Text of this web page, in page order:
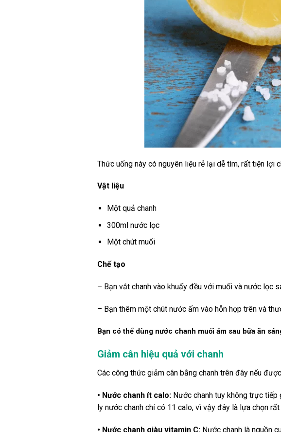
Thức uống này có nguyên liệu rẻ lại dễ tìm, rất tiện lợi
Vật liệu
Một quả chanh
300ml nước lọc
Một chút muối
Chế tạo
– Bạn vắt chanh vào khuấy đều với muối và nước lọc
– Bạn thêm một chút nước ấm vào hỗn hợp trên và
Bạn có thể dùng nước chanh muối ấm sau bữa ăn
Giảm cân hiệu quả với chanh
Các công thức giảm cân bằng chanh trên đây nếu
• Nước chanh ít calo: Nước chanh tuy không trực
ly nước chanh chỉ có 11 calo, vì vậy đây là lựa chọn
• Nước chanh giàu vitamin C:Nước chanh là nguồn